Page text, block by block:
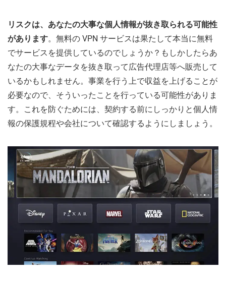
リスクは、あなたの大事な個人情報が抜き取られる可能性
があります。無料の VPN サービスは果たして本当に無料
でサービスを提供しているのでしょうか？もしかしたらあ
なたの大事なデータを抜き取って広告代理店等へ販売して
いるかもしれません。事業を行う上で収益を上げることが
必要なので、そういったことを行っている可能性がありま
す。これを防ぐためには、契約する前にしっかりと個人情
報の保護規程や会社について確認するようにしましょう。